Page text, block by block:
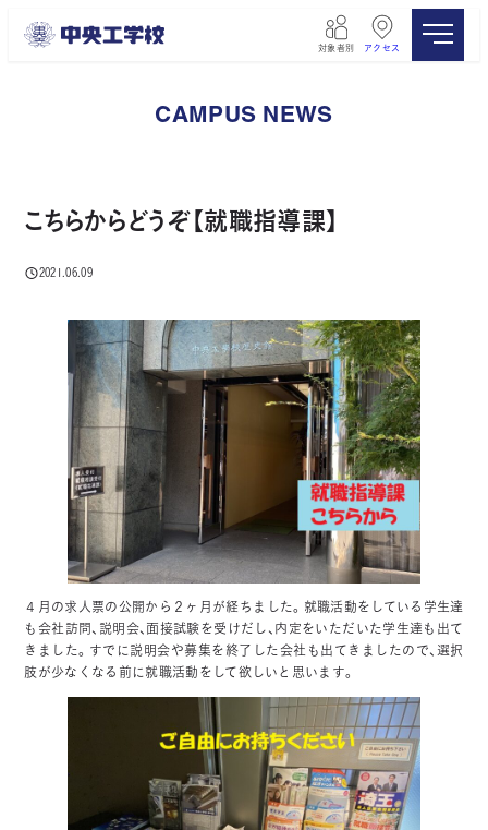
対象者別 アクセス
CAMPUS NEWS
こちらからどうぞ【就職指導課】
投稿日
2021.06.09
４月の求人票の公開から２ヶ月が経ちました。就職活動をしている学生達
も会社訪問、説明会、面接試験を受けだし、内定をいただいた学生達も出て
きました。すでに説明会や募集を終了した会社も出てきましたので、選択
肢が少なくなる前に就職活動をして欲しいと思います。